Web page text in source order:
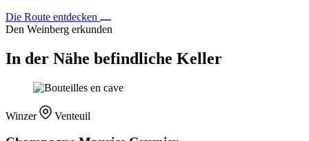
Die Route entdecken
Den Weinberg erkunden
In der Nähe befindliche Keller
Winzer Venteuil